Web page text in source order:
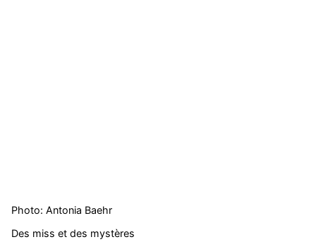
Photo: Antonia Baehr
Des miss et des mystères